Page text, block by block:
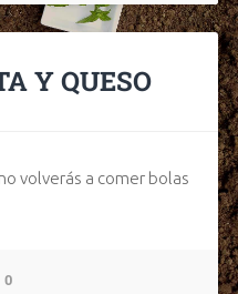
Y QUESO
volverás a comer bolas
0